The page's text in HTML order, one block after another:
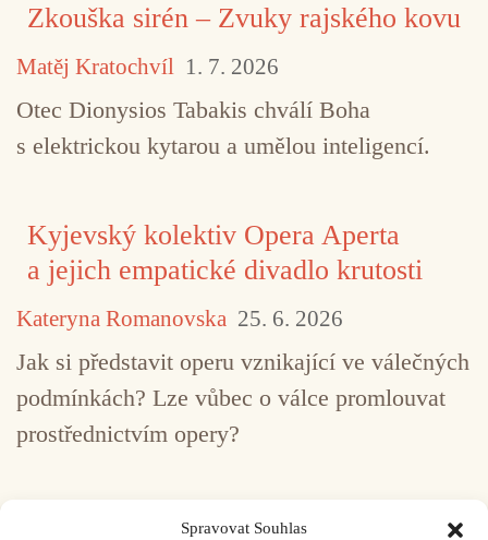
Spravovat Souhlas
Zkouška sirén – Zvuky rajského kovu
Matěj Kratochvíl 1. 7. 2026
Otec Dionysios Tabakis chválí Boha
s elektrickou kytarou a umělou inteligencí.
Kyjevský kolektiv Opera Aperta
a jejich empatické divadlo krutosti
Kateryna Romanovska 25. 6. 2026
Jak si představit operu vznikající ve válečných
podmínkách? Lze vůbec o válce promlouvat
prostřednictvím opery?
Ticho a všechno kolem